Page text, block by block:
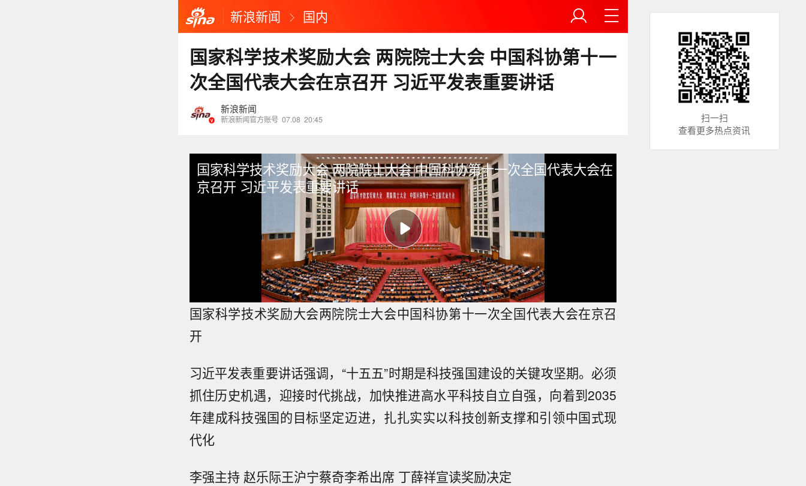
新浪新闻 国内
国家科学技术奖励大会 两院院士大会 中国科协第十一
次全国代表大会在京召开 习近平发表重要讲话
新浪新闻
新浪新闻官方账号 07.08 20:45
国家科学技术奖励大会 两院院士大会 中国科协第十一次全国代表大会在
京召开 习近平发表重要讲话
国家科学技术奖励大会两院院士大会中国科协第十一次全国代表大会在京召
开
习近平发表重要讲话强调，“十五五”时期是科技强国建设的关键攻坚期。必须
抓住历史机遇，迎接时代挑战，加快推进高水平科技自立自强，向着到2035
年建成科技强国的目标坚定迈进，扎扎实实以科技创新支撑和引领中国式现
代化
李强主持 赵乐际王沪宁蔡奇李希出席 丁薛祥宣读奖励决定
扫一扫
查看更多热点资讯